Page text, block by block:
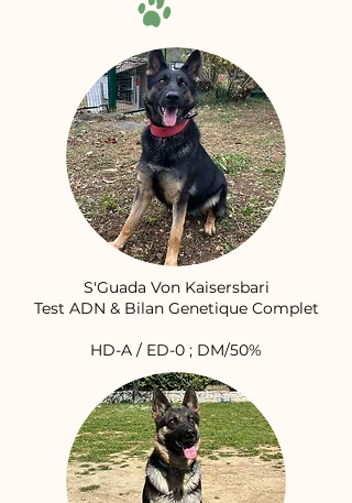
S'Guada Von Kaisersbari
Test ADN & Bilan Genetique Complet
HD-A / ED-0 ; DM/50%